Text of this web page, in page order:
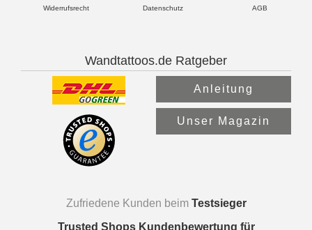
Widerrufsrecht Datenschutz AGB
Wandtattoos.de Ratgeber
Anleitung
Unser Magazin
Zufriedene Kunden beim Testsieger
Trusted Shops Kundenbewertung für